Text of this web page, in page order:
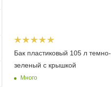
Бак пластиковый 105 л темно-
зеленый с крышкой
Много